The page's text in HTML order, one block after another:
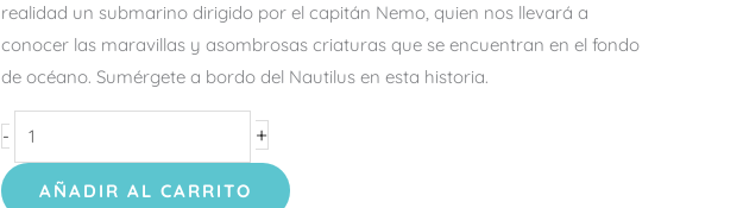
realidad un submarino dirigido por el capitán Nemo, quien nos llevará a
conocer las maravillas y asombrosas criaturas que se encuentran en el fondo
de océano. Sumérgete a bordo del Nautilus en esta historia.
- +
AÑADIR AL CARRITO